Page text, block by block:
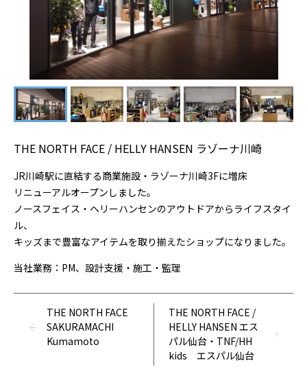
採用情報
よくあるご質問
お問い合わせ
BLOG
THE NORTH FACE / HELLY HANSEN ラゾーナ川崎
JR川崎駅に直結する商業施設・ラゾーナ川崎3Fに増床
リニューアルオープンしました。
ノースフェイス・ヘリーハンセンのアウトドアからライフスタイ
ル、
キッズまで豊富なアイテムを取り揃えたショップになりました。
当社業務：PM、設計支援・施工・監理
THE NORTH FACE
SAKURAMACHI
Kumamoto
THE NORTH FACE /
HELLY HANSEN エス
パル仙台・TNF/HH
kids エスパル仙台